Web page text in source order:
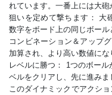
れています。一番上には大砲
狙いを定めて撃ちます： 大
数字をボード上の同じボール
コンビネーション＆アップ
加算され、より高い数値にな
レベルに勝つ： 1つのボー
ベルをクリアし、先に進みま
このダイナミックでアクシ